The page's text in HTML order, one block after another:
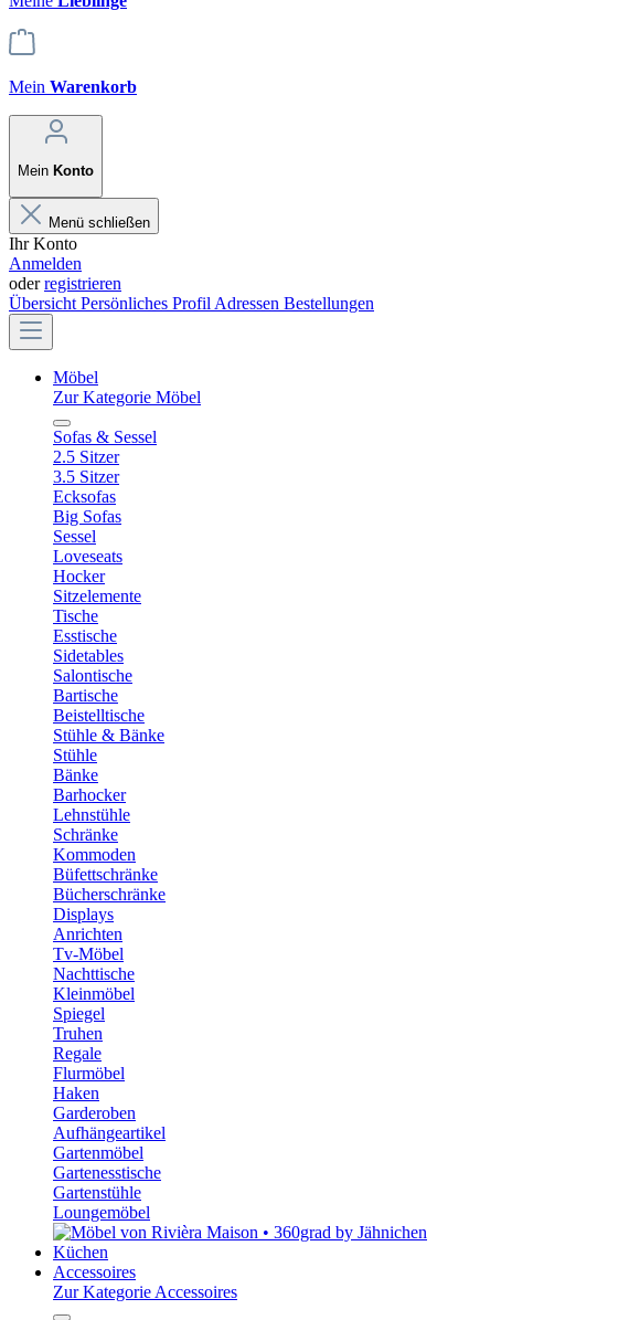
Mein Warenkorb
Mein Konto
Menü schließen
Ihr Konto
Anmelden
oderregistrieren
Übersicht Persönliches Profil Adressen Bestellungen
Möbel
Zur Kategorie Möbel
Sofas & Sessel
2.5 Sitzer
3.5 Sitzer
Ecksofas
Big Sofas
Sessel
Loveseats
Hocker
Sitzelemente
Tische
Esstische
Sidetables
Salontische
Bartische
Beistelltische
Stühle & Bänke
Stühle
Bänke
Barhocker
Lehnstühle
Schränke
Kommoden
Büfettschränke
Bücherschränke
Displays
Anrichten
Tv-Möbel
Nachttische
Kleinmöbel
Spiegel
Truhen
Regale
Flurmöbel
Haken
Garderoben
Aufhängeartikel
Gartenmöbel
Gartenesstische
Gartenstühle
Loungemöbel
Küchen
Accessoires
Zur Kategorie Accessoires